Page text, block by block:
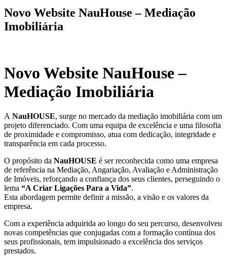
Novo Website NauHouse – Mediação
Imobiliária
Novo Website NauHouse –
Mediação Imobiliária
A NauHOUSE, surge no mercado da mediação imobiliária com um
projeto diferenciado. Com uma equipa de excelência e uma filosofia
de proximidade e compromisso, atua com dedicação, integridade e
transparência em cada processo.
O propósito da NauHOUSE é ser reconhecida como uma empresa
de referência na Mediação, Angariação, Avaliação e Administração
de Imóveis, reforçando a confiança dos seus clientes, perseguindo o
lema “A Criar Ligações Para a Vida”.
Esta abordagem permite definir a missão, a visão e os valores da
empresa.
Com a experiência adquirida ao longo do seu percurso, desenvolveu
novas competências que conjugadas com a formação contínua dos
seus profissionais, tem impulsionado a excelência dos serviços
prestados.